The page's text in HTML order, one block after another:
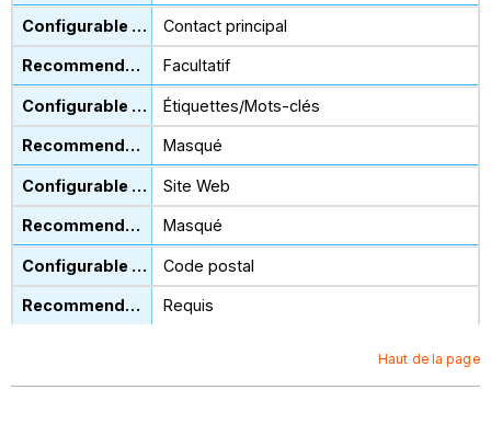
Contact principal
Facultatif
Étiquettes/Mots-clés
Masqué
Site Web
Masqué
Code postal
Requis
Haut de la page